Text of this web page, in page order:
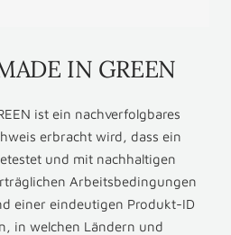
IN GREEN
ist ein nachverfolgbares
erbracht wird, dass ein
und mit nachhaltigen
Arbeitsbedingungen
einer eindeutigen Produkt-ID
in welchen Ländern und